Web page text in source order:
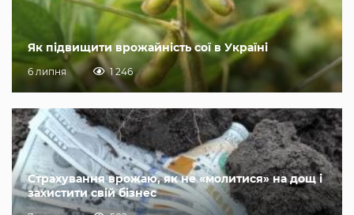
Як підвищити врожайність сої в Україні
6 липня 1 246
Страхування врожаю, як не «молитися» на дощ і
захистити свій бізнес